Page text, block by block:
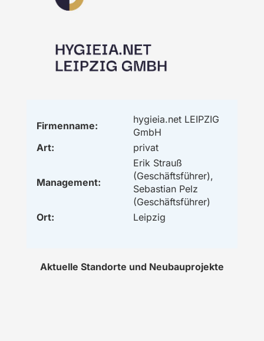
Firmenname:
hygieia.net LEIPZIG
GmbH
Art:
privat
Management:
Erik Strauß
(Geschäftsführer),
Sebastian Pelz
(Geschäftsführer)
Ort:
Leipzig
Aktuelle Standorte und Neubauprojekte